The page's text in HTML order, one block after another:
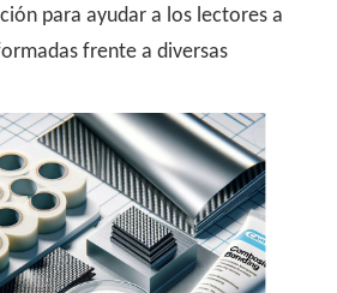
para ayudar a los lectores a
frente a diversas